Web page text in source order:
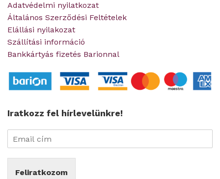
Adatvédelmi nyilatkozat
Általános Szerződési Feltételek
Elállási nyilakozat
Szállítási információ
Bankkártyás fizetés Barionnal
Iratkozz fel hírlevelünkre!
Feliratkozom